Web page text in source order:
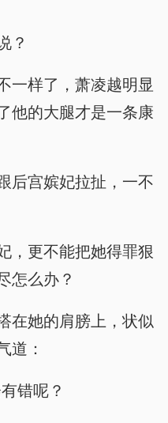
？
一样了，萧凌越明显
他的大腿才是一条康
后宫嫔妃拉扯，一不
，更不能把她得罪狠
怎么办？
在她的肩膀上，状似
道：
错呢？